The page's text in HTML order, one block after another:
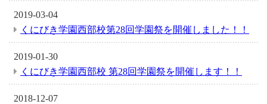
2019-03-04
くにびき学園西部校第28回学園祭を開催しました！！
2019-01-30
くにびき学園西部校 第28回学園祭を開催します！！
2018-12-07